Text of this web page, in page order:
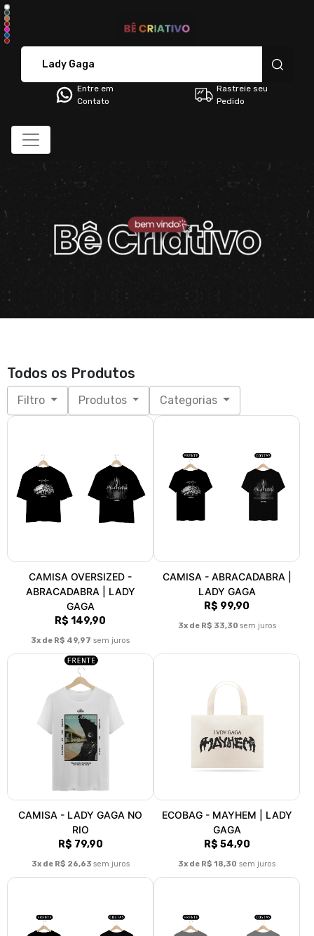
Entre em
Contato
Rastreie seu
Pedido
Todos os Produtos
Filtro Produtos Categorias
CAMISA OVERSIZED -
ABRACADABRA | LADY
GAGA
R$ 149,90
3x de R$ 49,97 sem juros
CAMISA - ABRACADABRA |
LADY GAGA
R$ 99,90
3x de R$ 33,30 sem juros
CAMISA - LADY GAGA NO
RIO
R$ 79,90
3x de R$ 26,63 sem juros
ECOBAG - MAYHEM | LADY
GAGA
R$ 54,90
3x de R$ 18,30 sem juros